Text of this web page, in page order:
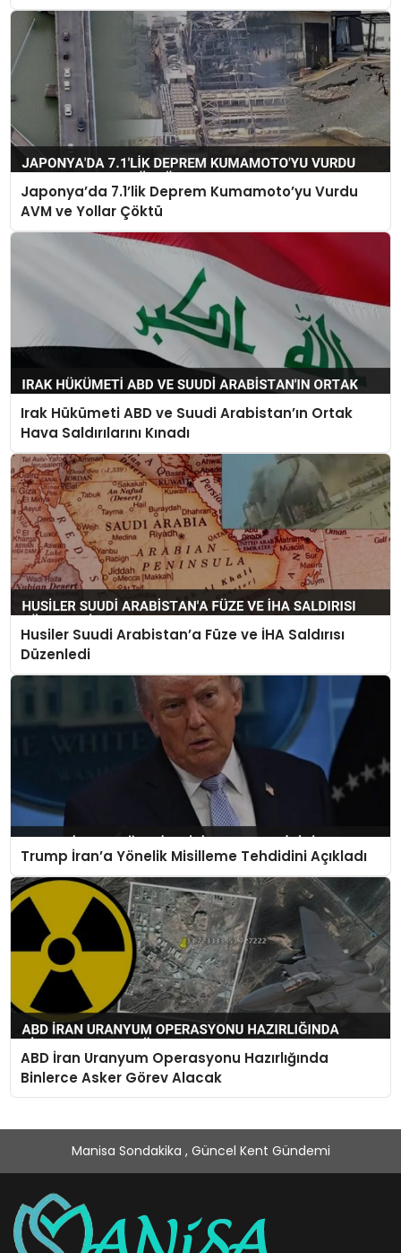
Japonya’da 7.1’lik Deprem Kumamoto’yu Vurdu
AVM ve Yollar Çöktü
Irak Hükümeti ABD ve Suudi Arabistan’ın Ortak
Hava Saldırılarını Kınadı
Husiler Suudi Arabistan’a Füze ve İHA Saldırısı
Düzenledi
Trump İran’a Yönelik Misilleme Tehdidini Açıkladı
ABD İran Uranyum Operasyonu Hazırlığında
Binlerce Asker Görev Alacak
Manisa Sondakika , Güncel Kent Gündemi